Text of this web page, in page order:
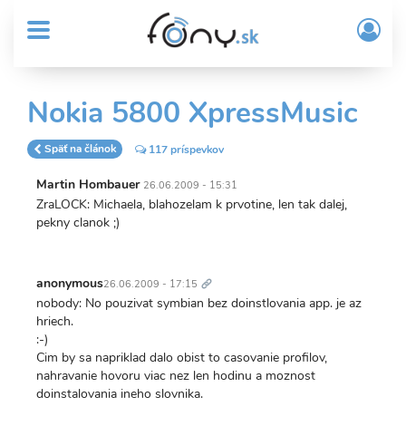
obsah
MENU
Sub
Header
menu
User
account
menu
/
Nokia 5800 XpressMusic
Späť na článok 117 príspevkov
Martin Hombauer 26.06.2009 - 15:31
ZraLOCK: Michaela, blahozelam k prvotine, len tak dalej,
pekny clanok ;)
anonymous26.06.2009 - 17:15 odkaz
nobody: No pouzivat symbian bez doinstlovania app. je az
hriech.
:-)
Cim by sa napriklad dalo obist to casovanie profilov,
nahravanie hovoru viac nez len hodinu a moznost
doinstalovania ineho slovnika.